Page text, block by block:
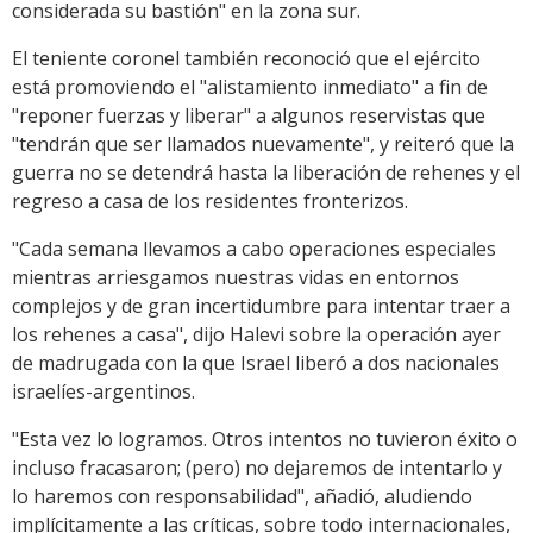
considerada su bastión" en la zona sur.
El teniente coronel también reconoció que el ejército
está promoviendo el "alistamiento inmediato" a fin de
"reponer fuerzas y liberar" a algunos reservistas que
"tendrán que ser llamados nuevamente", y reiteró que la
guerra no se detendrá hasta la liberación de rehenes y el
regreso a casa de los residentes fronterizos.
"Cada semana llevamos a cabo operaciones especiales
mientras arriesgamos nuestras vidas en entornos
complejos y de gran incertidumbre para intentar traer a
los rehenes a casa", dijo Halevi sobre la operación ayer
de madrugada con la que Israel liberó a dos nacionales
israelíes-argentinos.
"Esta vez lo logramos. Otros intentos no tuvieron éxito o
incluso fracasaron; (pero) no dejaremos de intentarlo y
lo haremos con responsabilidad", añadió, aludiendo
implícitamente a las críticas, sobre todo internacionales,